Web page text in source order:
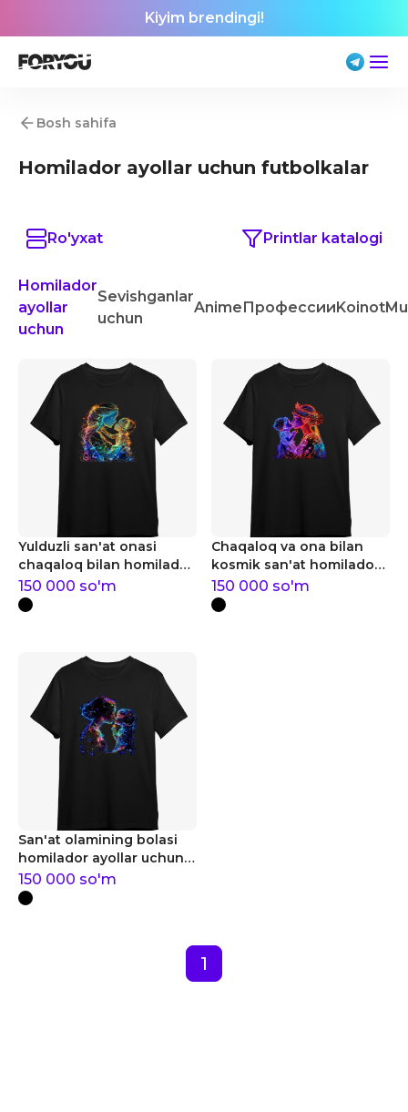
Kiyim brendingi!
Bosh sahifa
Homilador ayollar uchun futbolkalar
Ro'yxat Printlar katalogi
Homilador
ayollar
uchun
Sevishganlar
uchun
AnimeПрофессииKoinot
Yulduzli san'at onasi
chaqaloq bilan homilador
ayollar uchun futbolka
150 000 so'm
Chaqaloq va ona bilan
kosmik san'at homilador
ayollar uchun futbolka
150 000 so'm
San'at olamining bolasi
homilador ayollar uchun
futbolka
150 000 so'm
1